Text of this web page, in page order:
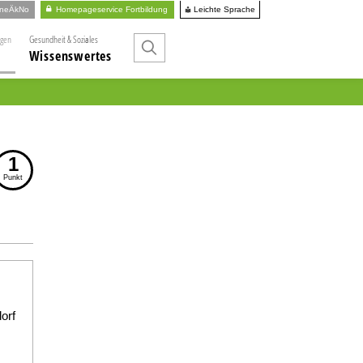
Homepageservice Fortbildung Leichte Sprache
Gesundheit & Soziales
Wissenswertes
1
Punkt